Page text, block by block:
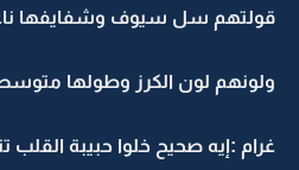
قولتهم سل سيوف وشفايفها
ولونهم لون الكرز وطولها
غرام :إيه صحيح خلوا حبيبة القلب